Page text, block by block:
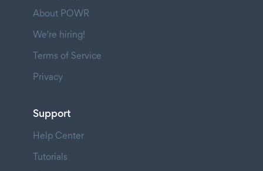
About POWR
We're hiring!
Terms of Service
Privacy
Support
Help Center
Tutorials